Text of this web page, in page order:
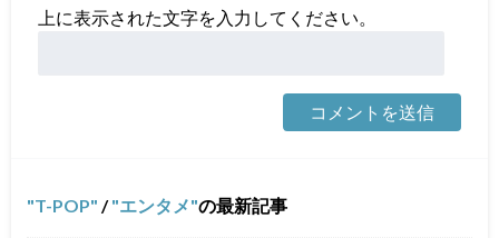
上に表示された文字を入力してください。
T-POP / エンタメ の最新記事